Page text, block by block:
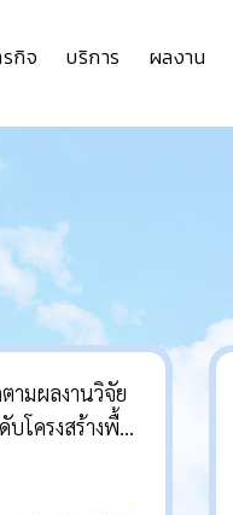
กิจ บริการ ผลงาน
มผลงานวิจัย
บโครงสร้างพื้น
รถการแข่งขัน